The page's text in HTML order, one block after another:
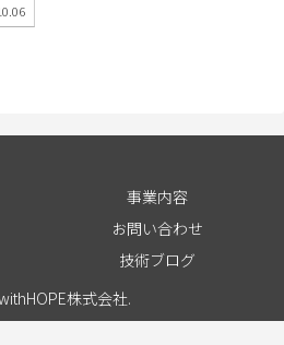
事業内容
お問い合わせ
技術ブログ
株式会社.